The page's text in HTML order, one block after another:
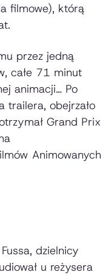
filmowe), którą
przez jedną
całe 71 minut
animacji… Po
trailera, obejrzało
Grand Prix
Animowanych
dzielnicy
u reżysera